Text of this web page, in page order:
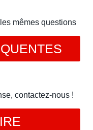
mêmes questions
contactez-nous !